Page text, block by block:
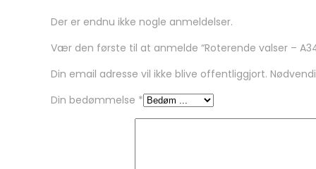
Der er endnu ikke nogle anmeldelser.
Vær den første til at anmelde “Roterende valser –
Din email adresse vil ikke blive offentliggjort.
Din bedømmelse *